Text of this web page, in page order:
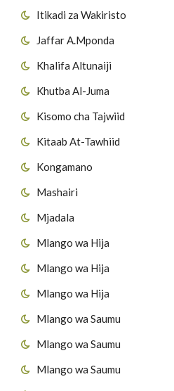
Itikadi za Wakiristo
Jaffar A.Mponda
Khalifa Altunaiji
Khutba Al-Juma
Kisomo cha Tajwiid
Kitaab At-Tawhiid
Kongamano
Mashairi
Mjadala
Mlango wa Hija
Mlango wa Hija
Mlango wa Hija
Mlango wa Saumu
Mlango wa Saumu
Mlango wa Saumu